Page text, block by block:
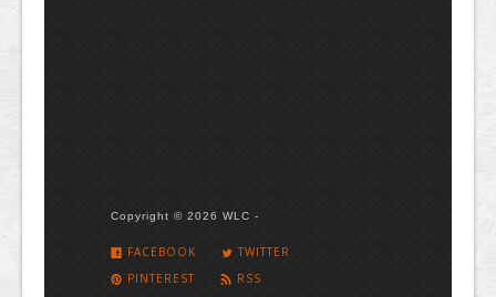
Copyright © 2026 WLC -
FACEBOOK
TWITTER
PINTEREST
RSS